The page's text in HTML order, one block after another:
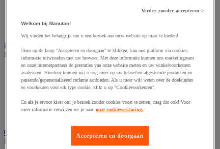
Accessoires voor spijkermachine
Accessoires voor zaag
Elektrische toebehoren en verlichting
Bekijk de hele productgroep
Accessoires voor elektrisch schakelpaneel
Batterij, oplader en kabel
Elektrische kabel
Verlengsnoer, stekkerdoos en kapelhaspel
Wandcontactdoos en schakelaar
Gereedschap opbergen
Bekijk de hele productgroep
Verder zonder accepteren >
Welkom bij Manutan!
Wij vinden het belangrijk om u een bezoek aan onze website op maat te bieden!
Door op de knop "Accepteren en doorgaan" te klikken, kan ons platform via cookies
informatie uitwisselen met uw browser. Met deze informatie kunnen ons marketingteam
en onze internetpartners de prestaties van onze website meten en uw winkelvoorkeuren
analyseren. Hierdoor kunnen wij u nog meer op uw behoeften afgestemde producten en
passende/gepersonaliseerd reclame aanbieden. Als u meer wilt weten over de doeleinden
en voorkeuren voor elk type cookie, klikt u op "Cookievoorkeuren".
En als je ervoor kiest om je bezoek zonder cookies voort te zetten, mag dat ook! Voor
meer informatie verwijzen we je naar onze cookieverklaring.
Accepteren en doorgaan